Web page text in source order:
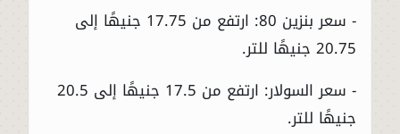
- سعر بنزين 80: ارتفع من 17.75 جنيهًا إلى
20.75 جنيهًا للتر.
- سعر السولار: ارتفع من 17.5 جنيهًا إلى 20.5
جنيهًا للتر.